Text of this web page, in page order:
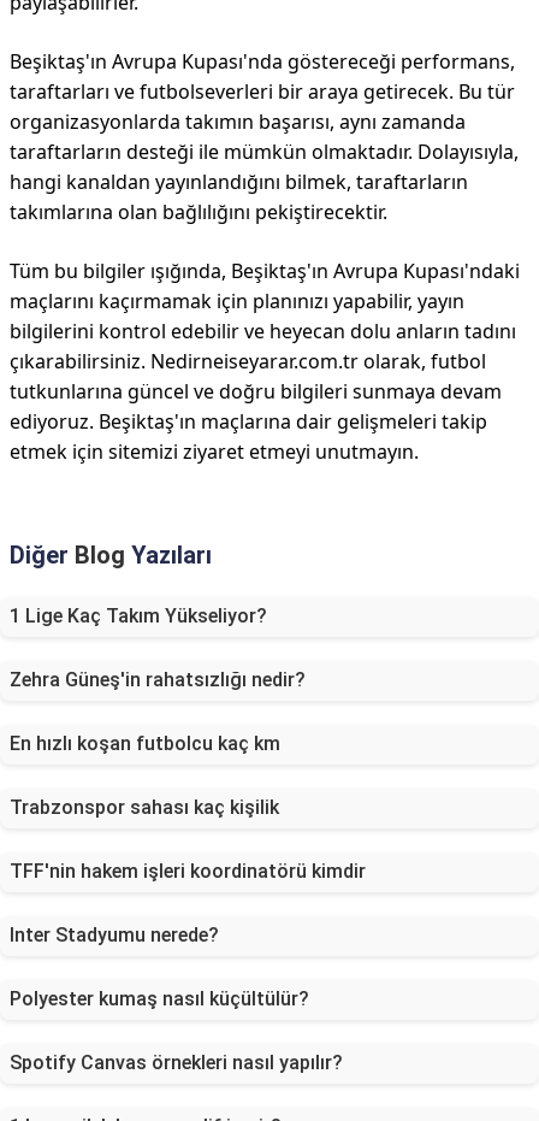
Beşiktaş'ın Avrupa Kupası'nda göstereceği performans,
taraftarları ve futbolseverleri bir araya getirecek. Bu tür
organizasyonlarda takımın başarısı, aynı zamanda
taraftarların desteği ile mümkün olmaktadır. Dolayısıyla,
hangi kanaldan yayınlandığını bilmek, taraftarların
takımlarına olan bağlılığını pekiştirecektir.
Tüm bu bilgiler ışığında, Beşiktaş'ın Avrupa Kupası'ndaki
maçlarını kaçırmamak için planınızı yapabilir, yayın
bilgilerini kontrol edebilir ve heyecan dolu anların tadını
çıkarabilirsiniz. Nedirneiseyarar.com.tr olarak, futbol
tutkunlarına güncel ve doğru bilgileri sunmaya devam
ediyoruz. Beşiktaş'ın maçlarına dair gelişmeleri takip
etmek için sitemizi ziyaret etmeyi unutmayın.
Diğer Blog Yazıları
1 Lige Kaç Takım Yükseliyor?
Zehra Güneş'in rahatsızlığı nedir?
En hızlı koşan futbolcu kaç km
Trabzonspor sahası kaç kişilik
TFF'nin hakem işleri koordinatörü kimdir
Inter Stadyumu nerede?
Polyester kumaş nasıl küçültülür?
Spotify Canvas örnekleri nasıl yapılır?